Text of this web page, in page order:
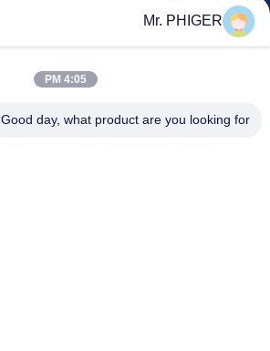
مراقبة الجودة
خريطة الموقع
الأحداث
Mr. PHIGER
4:05 PM
Good day, what product are you looking for?